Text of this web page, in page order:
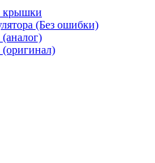
крышки
(Без ошибки)
(оригинал)